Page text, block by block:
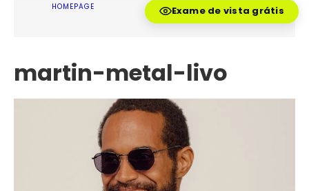
Exame de vista grátis
HOMEPAGE
martin-metal-livo